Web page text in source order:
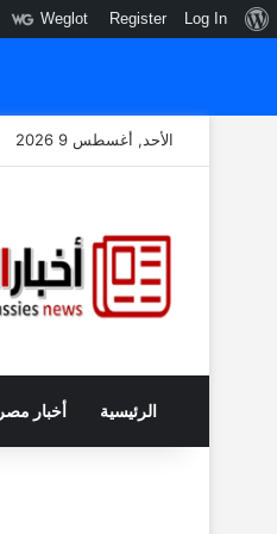
نبذةLog In
Register
Weglot
الأحد, أغسطس 9 2026
الرئيسية أخبار مصر